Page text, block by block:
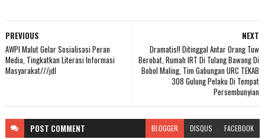
NEXT
Dramatis!! Ditinggal Antar Orang Tuw
Berobat, Rumah IRT Di Tulang Bawang Di
Bobol Maling, Tim Gabungan URC TEKAB
308 Gulung Pelaku Di Tempat
Persembunyian
PREVIOUS
AWPI Malut Gelar Sosialisasi Peran
Media, Tingkatkan Literasi Informasi
Masyarakat///jdl
POST COMMENT BLOGGER DISQUS FACEBOOK